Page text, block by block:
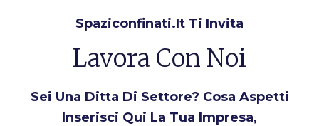
Spaziconfinati.it Ti Invita
Lavora Con Noi
Sei Una Ditta Di Settore? Cosa Aspetti
Inserisci Qui La Tua Impresa,